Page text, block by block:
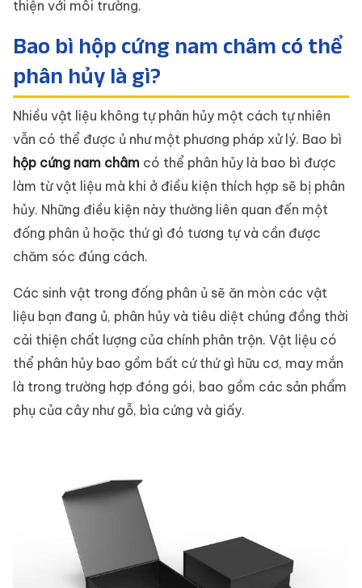
thiện với môi trường.
Bao bì hộp cứng nam châm có thể
phân hủy là gì?
Nhiều vật liệu không tự phân hủy một cách tự nhiên
vẫn có thể được ủ như một phương pháp xử lý. Bao bì
hộp cứng nam châm có thể phân hủy là bao bì được
làm từ vật liệu mà khi ở điều kiện thích hợp sẽ bị phân
hủy. Những điều kiện này thường liên quan đến một
đống phân ủ hoặc thứ gì đó tương tự và cần được
chăm sóc đúng cách.
Các sinh vật trong đống phân ủ sẽ ăn mòn các vật
liệu bạn đang ủ, phân hủy và tiêu diệt chúng đồng thời
cải thiện chất lượng của chính phân trộn. Vật liệu có
thể phân hủy bao gồm bất cứ thứ gì hữu cơ, may mắn
là trong trường hợp đóng gói, bao gồm các sản phẩm
phụ của cây như gỗ, bìa cứng và giấy.